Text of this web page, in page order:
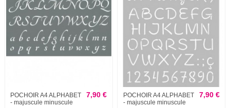
POCHOIR A4 ALPHABET
- majuscule minuscule
7,90 €
POCHOIR A4 ALPHABET
- majuscule minuscule
7,90 €